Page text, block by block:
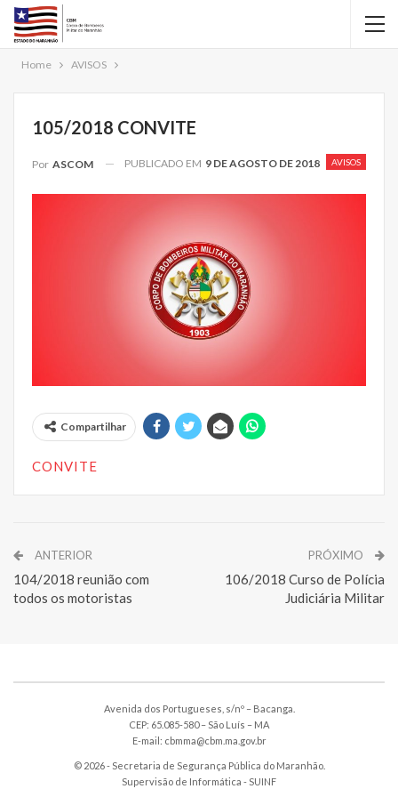
Home AVISOS
105/2018 CONVITE
AVISOS
Por ASCOM PUBLICADO EM 9 DE AGOSTO DE 2018
Compartilhar
CONVITE
ANTERIOR
104/2018 reunião com
todos os motoristas
PRÓXIMO
106/2018 Curso de Polícia
Judiciária Militar
Avenida dos Portugueses, s/nº – Bacanga.
CEP: 65.085-580 – São Luís – MA
E-mail: cbmma@cbm.ma.gov.br
© 2026 - Secretaria de Segurança Pública do Maranhão.
Supervisão de Informática - SUINF